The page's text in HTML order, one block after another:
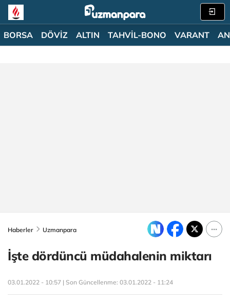
BORSA DÖVİZ ALTIN TAHVİL-BONO VARANT
Haberler Uzmanpara
İşte dördüncü müdahalenin miktarı
03.01.2022 - 10:57 | Son Güncellenme: 03.01.2022 - 11:24